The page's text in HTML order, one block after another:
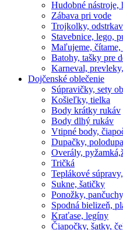
Hudobné nástroje,
Zábava pri vode
Trojkolky,
Stavebnice, lego,
Maľujeme, čítame,
Batohy, tašky pre
Karneval,
Dojčenské oblečenie
Súpravičky, sety
Košieľky, tielka
Body krátky rukáv
Body dlhý rukáv
Vtipné body,
Dupačky,
Overály,
Tričká
Teplákové
Sukne, šatičky
Ponožky,
Spodná bielizeň,
Kraťase, legíny
Čiapočky, šatky,